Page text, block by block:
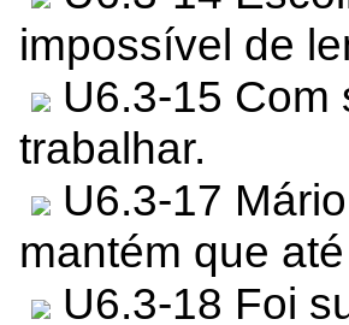
impossível de
U6.3-15 Com
trabalhar.
U6.3-17
mantém que
U6.3-18 Foi